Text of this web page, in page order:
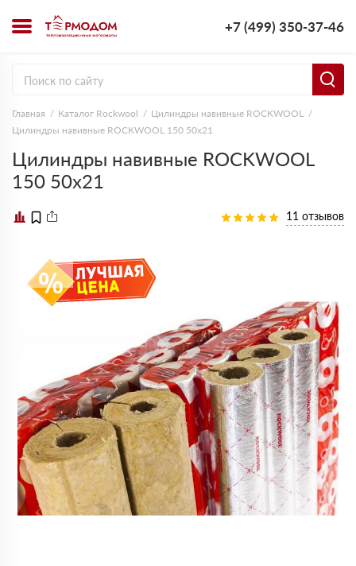
+7 (499) 350-37-46
Главная Каталог Rockwool
Цилиндры навивные ROCKWOOL
Цилиндры навивные ROCKWOOL 150 50х21
Цилиндры навивные ROCKWOOL
150 50х21
11 отзывов